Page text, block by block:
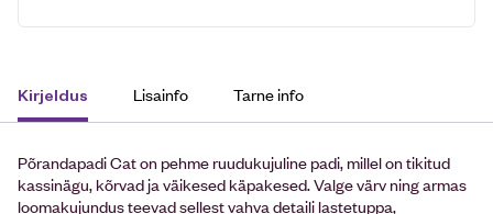
Kirjeldus Lisainfo Tarne info
Põrandapadi Cat on pehme ruudukujuline padi, millel on tikitud
kassinägu, kõrvad ja väikesed käpakesed. Valge värv ning armas
loomakujundus teevad sellest vahva detaili lastetuppa,